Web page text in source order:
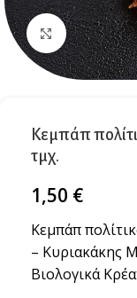
Κλικ για
Κεμπάπ
τμχ.
1,50 €
Κεμπάπ
– Κυριακάκης
Βιολογικά